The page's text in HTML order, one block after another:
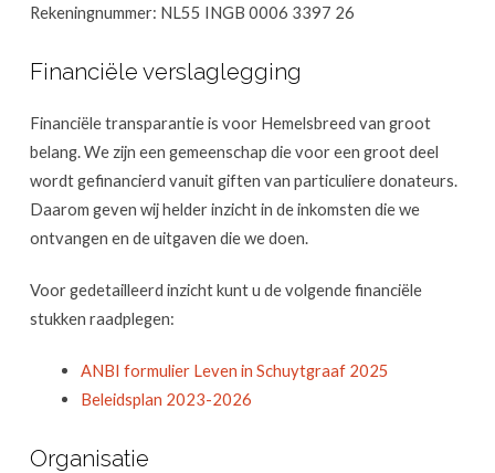
Rekeningnummer: NL55 INGB 0006 3397 26
Financiële verslaglegging
Financiële transparantie is voor Hemelsbreed van groot
belang. We zijn een gemeenschap die voor een groot deel
wordt gefinancierd vanuit giften van particuliere donateurs.
Daarom geven wij helder inzicht in de inkomsten die we
ontvangen en de uitgaven die we doen.
Voor gedetailleerd inzicht kunt u de volgende financiële
stukken raadplegen:
ANBI formulier Leven in Schuytgraaf 2025
Beleidsplan 2023-2026
Organisatie